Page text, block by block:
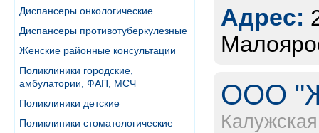
Диспансеры онкологические
Диспансеры противотуберкулезные
Женские районные консультации
Поликлиники городские,
амбулатории, ФАП, МСЧ
Поликлиники детские
Поликлиники стоматологические
Адрес:
ООО